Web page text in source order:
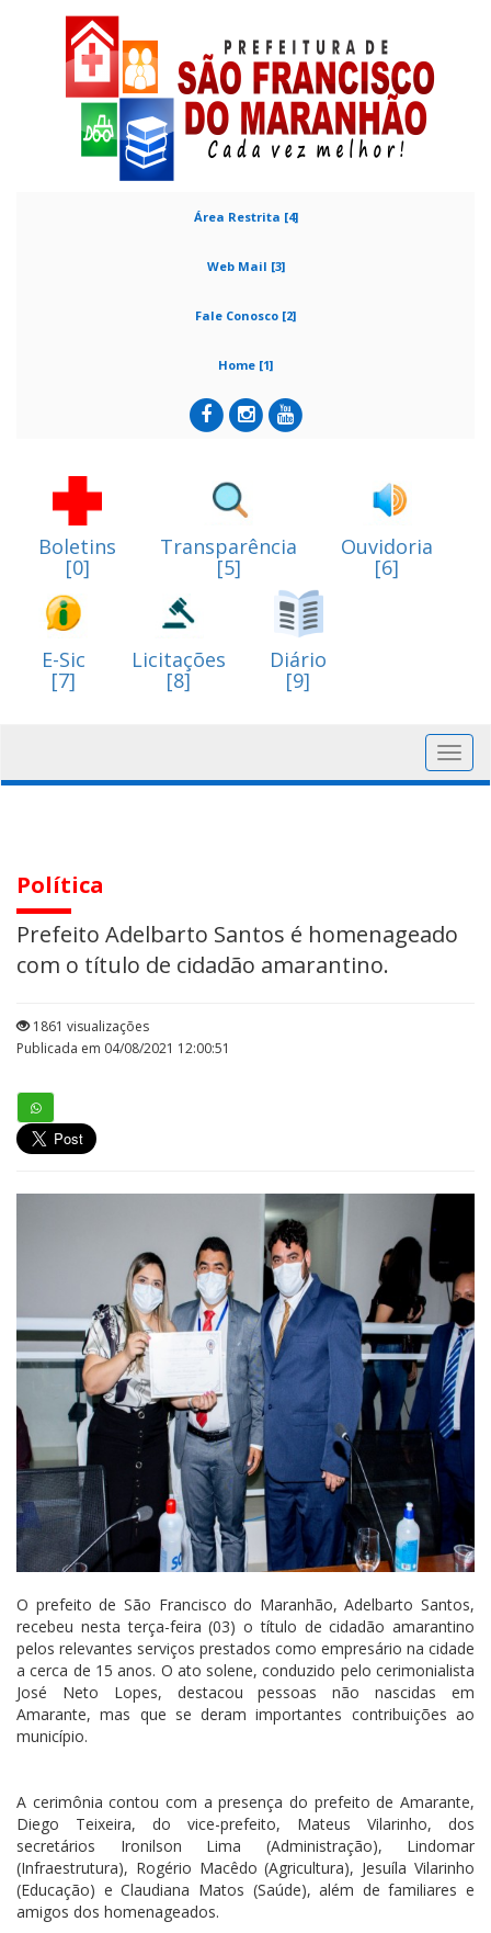
Área Restrita [4]
Web Mail [3]
Fale Conosco [2]
Home [1]
Boletins
[0]
Transparência
[5]
Ouvidoria
[6]
E-Sic
[7]
Licitações
[8]
Diário
[9]
Política
Prefeito Adelbarto Santos é homenageado
com o título de cidadão amarantino.
1861 visualizações
Publicada em 04/08/2021 12:00:51
O prefeito de São Francisco do Maranhão, Adelbarto Santos,
recebeu nesta terça-feira (03) o título de cidadão amarantino
pelos relevantes serviços prestados como empresário na cidade
a cerca de 15 anos. O ato solene, conduzido pelo cerimonialista
José Neto Lopes, destacou pessoas não nascidas em
Amarante, mas que se deram importantes contribuições ao
município.
A cerimônia contou com a presença do prefeito de Amarante,
Diego Teixeira, do vice-prefeito, Mateus Vilarinho, dos
secretários Ironilson Lima (Administração), Lindomar
(Infraestrutura), Rogério Macêdo (Agricultura), Jesuíla Vilarinho
(Educação) e Claudiana Matos (Saúde), além de familiares e
amigos dos homenageados.